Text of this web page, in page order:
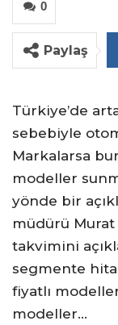
0
Paylaş
Türkiye’de
sebebiyle
Markalarsa
modeller
yönde bir
müdürü Murat
takvimini
segmente
fiyatlı
modeller…